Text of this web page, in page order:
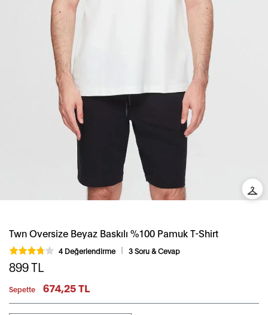
Twn Oversize Beyaz Baskılı %100 Pamuk T-Shirt
4 Değerlendirme 3 Soru & Cevap
899TL
Sepette 674,25 TL